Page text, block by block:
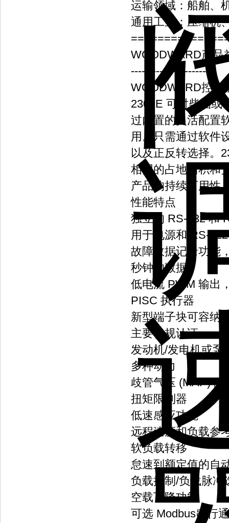
运输领域：船舶、
通用工业：压缩机
WOODWARD产品
-----------------------
WOODWARD控制
2301E 可对柴油或
过内置的灵活配置
用。只需通过软件
以及正反转选择。
相同的占地面积和
产品的持续可用性
性能特点
独立的 RS-232 和
用于电源和 RS-
故障数据记录功能
秒钟的数据
低电流 PWM 输出
PISC 执行器
新型端子块可容纳
主要合规认证
发动机/发电机或泵
多种动力
歧管气压 (MAP) 限
扭矩限制器
低速感应功能
远程速度和负载参
软负载转移
怠速到额定值的自
负载抑制/负载脉冲
空载下降功能
可选 Modbus串行